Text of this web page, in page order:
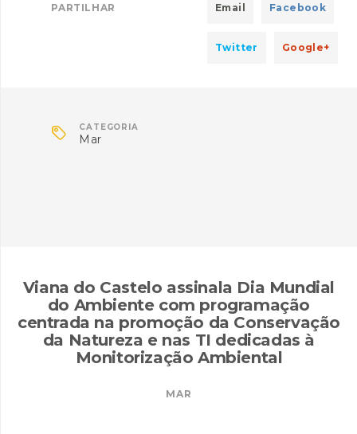
PARTILHAR Email Facebook
Twitter Google+
 CATEGORIA
Mar
Viana do Castelo assinala Dia Mundial
do Ambiente com programação
centrada na promoção da Conservação
da Natureza e nas TI dedicadas à
Monitorização Ambiental
MAR